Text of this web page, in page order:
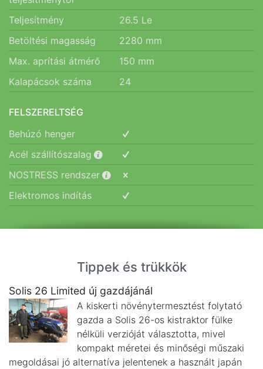
Teljesítmény 26.5 Le
Betöltési magasság
2280 mm
Max. aprítási átmérő
150 mm
Kalapácsok száma
24
FELSZERELTSÉG
Behúzó henger
Acél szállítószalag
NOSTRESS rendszer
Elektromos indítás
Tippek és trükkök
Solis 26 Limited új gazdájánál
A kiskerti növénytermesztést folytató
gazda a Solis 26-os kistraktor fülke
nélküli verzióját választotta, mivel
kompakt méretei és minőségi műszaki
megoldásai jó alternatíva jelentenek a használt japán